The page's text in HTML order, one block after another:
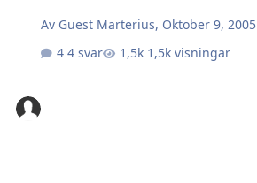
Av Guest Marterius, Oktober 9, 2005
4 svar
1,5k visningar